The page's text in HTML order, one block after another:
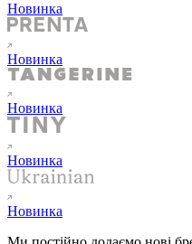
Новинка
Новинка
Новинка
Новинка
Новинка